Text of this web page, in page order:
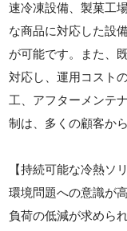
速冷凍設備、製菓工
な商品に対応した設
が可能です。また、
対応し、運用コスト
工、アフターメンテ
制は、多くの顧客か
【持続可能な冷熱ソ
環境問題への意識が
負荷の低減が求めら